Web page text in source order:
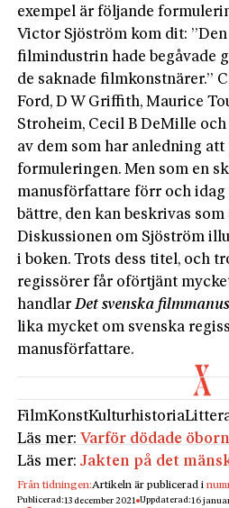
exempel är följande
Victor Sjöström kom dit:
filmindustrin hade begåvade
de saknade filmkonstnärer.”
Ford, D W Griffith, Maurice
Stroheim, Cecil B DeMille
av dem som har anledning
formuleringen. Men som en
manusförfattare förr och
bättre, den kan beskrivas
Diskussionen om Sjöström
i boken. Trots dess titel, och
regissörer får oförtjänt
handlarDet svenska
lika mycket om svenska
manusförfattare.
FilmKonstKulturhistoria
Läs mer: Varför dödade
Läs mer:Jakten på det
Från tidningen:Artikeln är publicerad i
Publicerad:13 december 2021 Uppdaterad:16